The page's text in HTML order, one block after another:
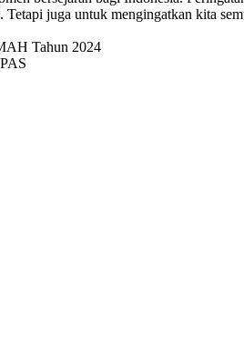
juga untuk mengingatkan kita
Tahun 2024